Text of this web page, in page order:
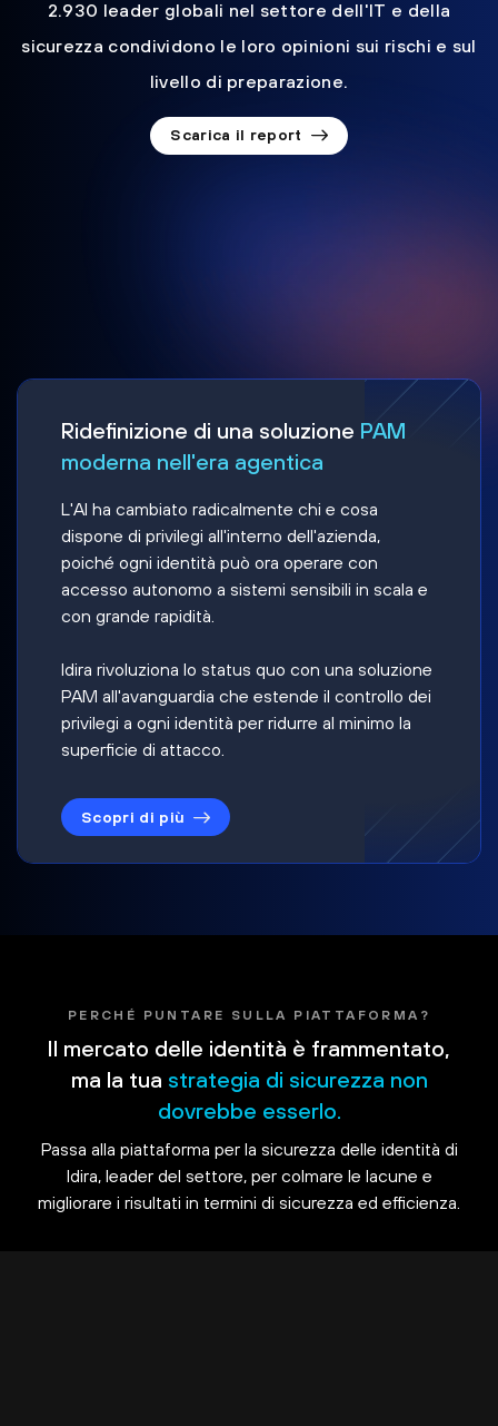
2.930 leader globali nel settore dell'IT e della
sicurezza condividono le loro opinioni sui rischi e sul
livello di preparazione.
Scarica il report
Ridefinizione di una soluzione PAM
moderna nell'era agentica
L'AI ha cambiato radicalmente chi e cosa
dispone di privilegi all'interno dell'azienda,
poiché ogni identità può ora operare con
accesso autonomo a sistemi sensibili in scala e
con grande rapidità.
Idira rivoluziona lo status quo con una soluzione
PAM all'avanguardia che estende il controllo dei
privilegi a ogni identità per ridurre al minimo la
superficie di attacco.
Scopri di più
PERCHÉ PUNTARE SULLA PIATTAFORMA?
Il mercato delle identità è frammentato,
ma la tua strategia di sicurezza non
dovrebbe esserlo.
Passa alla piattaforma per la sicurezza delle identità di
Idira, leader del settore, per colmare le lacune e
migliorare i risultati in termini di sicurezza ed efficienza.